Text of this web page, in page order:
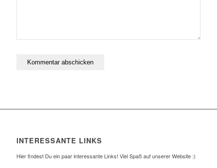
INTERESSANTE LINKS
Hier findest Du ein paar interessante Links! Viel Spaß auf unserer Website :)